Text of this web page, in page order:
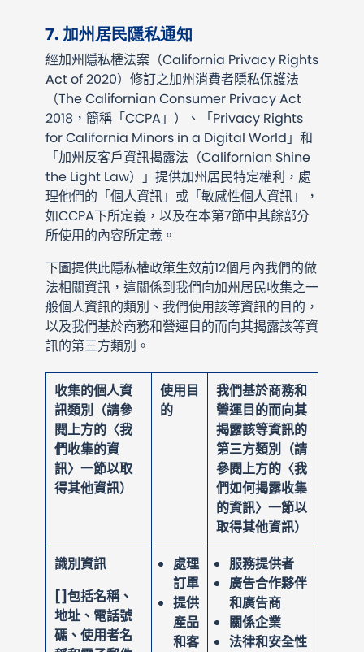
7. 加州居民隱私通知
經加州隱私權法案（California Privacy Rights
Act of 2020）修訂之加州消費者隱私保護法
（The Californian Consumer Privacy Act
2018，簡稱「CCPA」）、「Privacy Rights
for California Minors in a Digital World」和
「加州反客戶資訊揭露法（Californian Shine
the Light Law）」提供加州居民特定權利，處
理他們的「個人資訊」或「敏感性個人資訊」，
如CCPA下所定義，以及在本第7節中其餘部分
所使用的內容所定義。
下圖提供此隱私權政策生效前12個月內我們的做
法相關資訊，這關係到我們向加州居民收集之一
般個人資訊的類別、我們使用該等資訊的目的，
以及我們基於商務和營運目的而向其揭露該等資
訊的第三方類別。
收集的個人資
訊類別（請參
閱上方的〈我
們收集的資
訊〉一節以取
得其他資訊）
使用目
的
我們基於商務和
營運目的而向其
揭露該等資訊的
第三方類別（請
參閱上方的〈我
們如何揭露收集
的資訊〉一節以
取得其他資訊）
識別資訊
[]包括名稱、
地址、電話號
碼、使用者名
處理
訂單
提供
產品
和客
服務提供者
廣告合作夥伴
和廣告商
關係企業
法律和安全性